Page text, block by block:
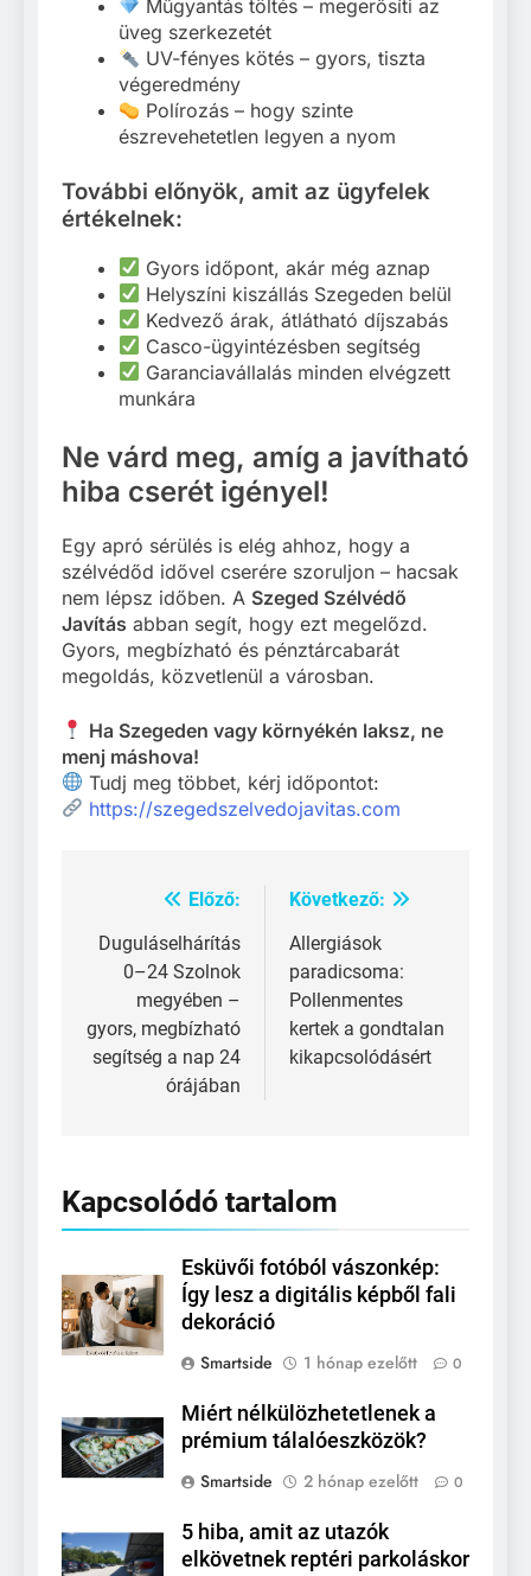
Műgyantás töltés – megerősíti az
üveg szerkezetét
UV-fényes kötés – gyors, tiszta
végeredmény
Polírozás – hogy szinte
észrevehetetlen legyen a nyom
További előnyök, amit az ügyfelek
értékelnek:
Gyors időpont, akár még aznap
Helyszíni kiszállás Szegeden belül
Kedvező árak, átlátható díjszabás
Casco-ügyintézésben segítség
Garanciavállalás minden elvégzett
munkára
Ne várd meg, amíg a javítható
hiba cserét igényel!
Egy apró sérülés is elég ahhoz, hogy a
szélvédőd idővel cserére szoruljon – hacsak
nem lépsz időben. A Szeged Szélvédő
Javítás abban segít, hogy ezt megelőzd.
Gyors, megbízható és pénztárcabarát
megoldás, közvetlenül a városban.
Ha Szegeden vagy környékén laksz, ne
menj máshova!
Tudj meg többet, kérj időpontot:
https://szegedszelvedojavitas.com
Bejegyzés
navigáció
Előző:
Duguláselhárítás
0–24 Szolnok
megyében –
gyors, megbízható
segítség a nap 24
órájában
Következő:
Allergiások
paradicsoma:
Pollenmentes
kertek a gondtalan
kikapcsolódásért
Kapcsolódó tartalom
Esküvői fotóból vászonkép:
Így lesz a digitális képből fali
dekoráció
Smartside
1 hónap ezelőtt 0
Miért nélkülözhetetlenek a
prémium tálalóeszközök?
Smartside
2 hónap ezelőtt 0
5 hiba, amit az utazók
elkövetnek reptéri parkoláskor